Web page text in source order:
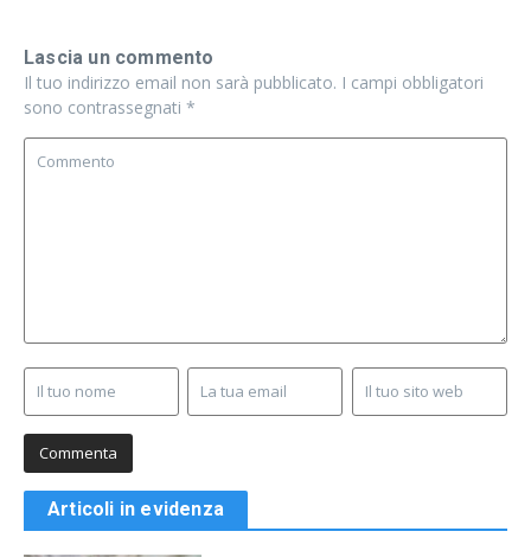
Lascia un commento
Il tuo indirizzo email non sarà pubblicato. I campi obbligatori
sono contrassegnati *
Articoli in evidenza